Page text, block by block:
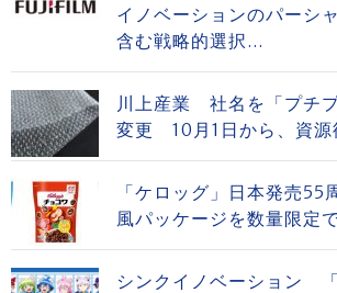
イノベーションのパーシ
含む戦略的選択...
川上産業 社名を「プチ
変更 10月1日から、資源
「ケロッグ」日本発売
風パッケージを数量限定
シンクイノベーション